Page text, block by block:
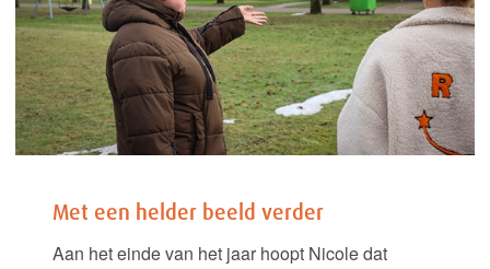
Met een helder beeld verder
Aan het einde van het jaar hoopt Nicole dat